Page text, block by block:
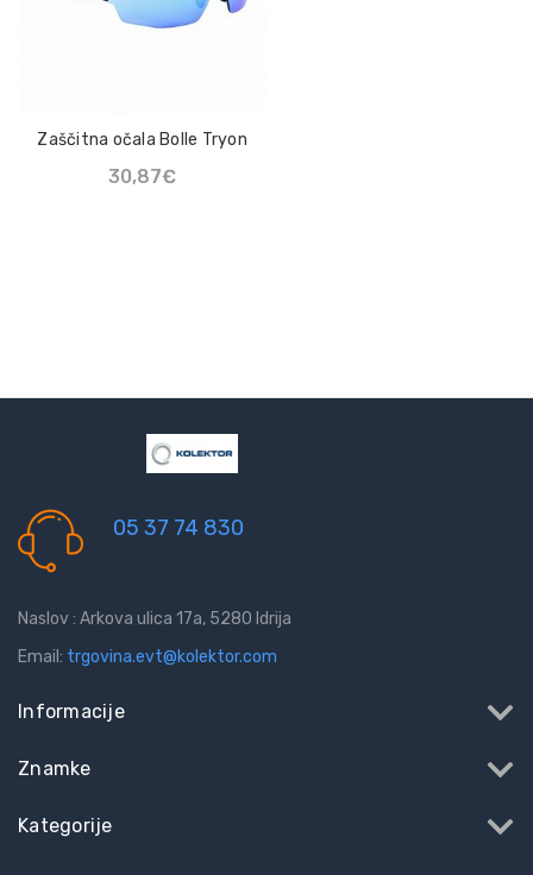
Zaščitna očala Bolle Tryon
30,87€
05 37 74 830
Naslov : Arkova ulica 17a, 5280 Idrija
Email: trgovina.evt@kolektor.com
Informacije
Znamke
Kategorije